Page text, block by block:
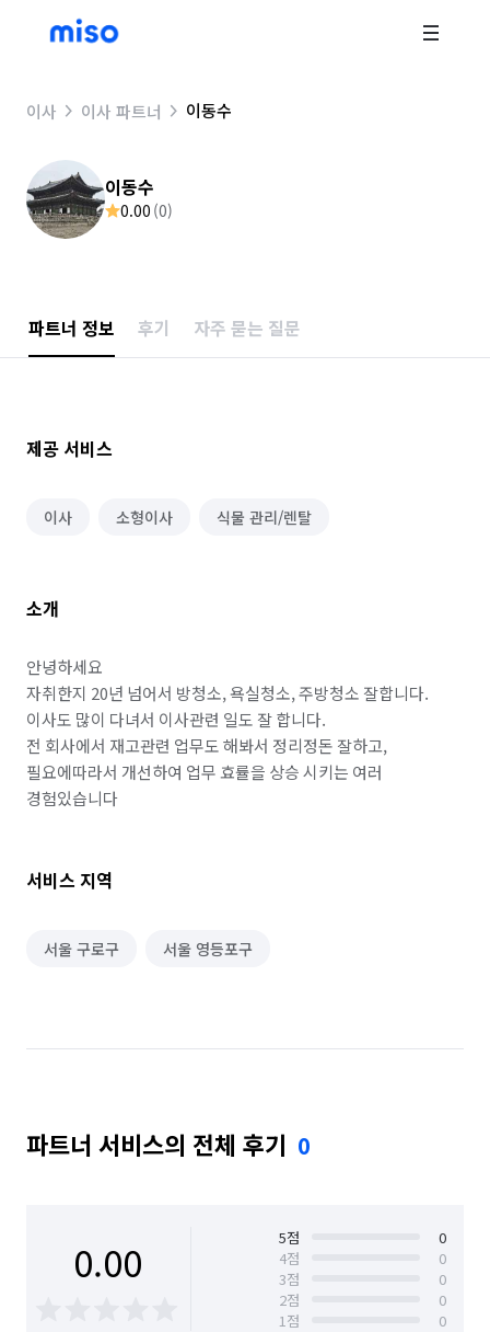
이사 이사 파트너 이동수
이동수
0.00 (0)
파트너 정보 후기 자주 묻는 질문
제공 서비스
이사 소형이사 식물 관리/렌탈
소개
안녕하세요
자취한지 20년 넘어서 방청소, 욕실청소, 주방청소 잘합니다.
이사도 많이 다녀서 이사관련 일도 잘 합니다.
전 회사에서 재고관련 업무도 해봐서 정리정돈 잘하고,
필요에따라서 개선하여 업무 효률을 상승 시키는 여러
경험있습니다
서비스 지역
서울 구로구 서울 영등포구
파트너 서비스의 전체 후기 0
0.00 5점
0
4점
0
3점
0
2점
0
1점
0